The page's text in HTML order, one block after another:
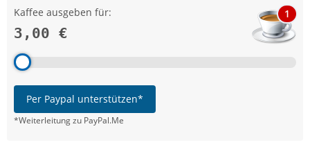
Kaffee ausgeben für:
3,00 €
1
Per Paypal unterstützen*
*Weiterleitung zu PayPal.Me